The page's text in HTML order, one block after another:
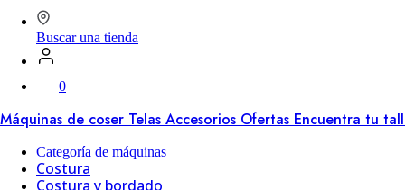
Worldwide
Buscar una tienda
0
Máquinas de coser Telas Accesorios Ofertas Encuentra tu
Categoría de máquinas
Costura
Costura y bordado